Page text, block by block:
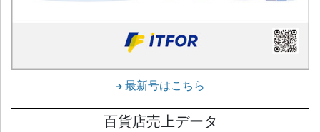
最新号はこちら
百貨店売上データ